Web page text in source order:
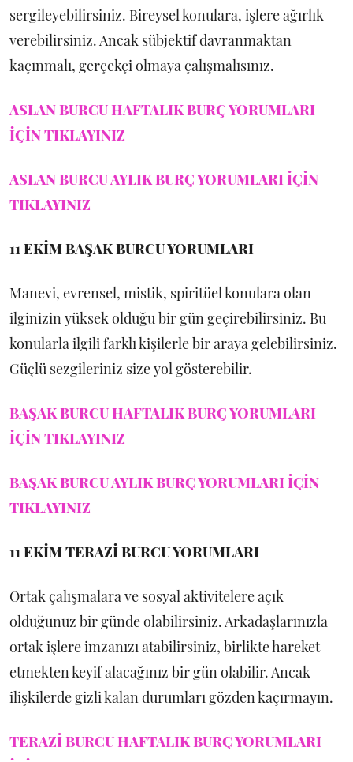
sergileyebilirsiniz. Bireysel konulara, işlere ağırlık
verebilirsiniz. Ancak sübjektif davranmaktan
kaçınmalı, gerçekçi olmaya çalışmalısınız.
ASLAN BURCU HAFTALIK BURÇ YORUMLARI
İÇİN TIKLAYINIZ
ASLAN BURCU AYLIK BURÇ YORUMLARI İÇİN
TIKLAYINIZ
11 EKİMBAŞAK BURCU YORUMLARI
Manevi, evrensel, mistik, spiritüel konulara olan
ilginizin yüksek olduğu bir gün geçirebilirsiniz. Bu
konularla ilgili farklı kişilerle bir araya gelebilirsiniz.
Güçlü sezgileriniz size yol gösterebilir.
BAŞAK BURCU HAFTALIK BURÇ YORUMLARI
İÇİN TIKLAYINIZ
BAŞAK BURCU AYLIK BURÇ YORUMLARI İÇİN
TIKLAYINIZ
11 EKİMTERAZİ BURCU YORUMLARI
Ortak çalışmalara ve sosyal aktivitelere açık
olduğunuz bir günde olabilirsiniz. Arkadaşlarınızla
ortak işlere imzanızı atabilirsiniz, birlikte hareket
etmekten keyif alacağınız bir gün olabilir. Ancak
ilişkilerde gizli kalan durumları gözden kaçırmayın.
TERAZİ BURCU HAFTALIK BURÇ YORUMLARI